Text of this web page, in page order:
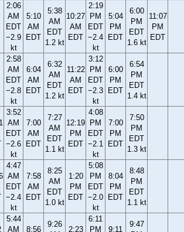
2:06
AM
EDT
−2.9
kt
5:10
AM
EDT
5:38
AM
EDT
1.2 kt
10:27
AM
EDT
2:19
PM
EDT
−2.4
kt
5:04
PM
EDT
6:00
PM
EDT
1.6 kt
11:07
PM
EDT
2:58
AM
EDT
−2.8
kt
6:04
AM
EDT
6:32
AM
EDT
1.2 kt
11:22
AM
EDT
3:12
PM
EDT
−2.3
kt
6:00
PM
EDT
6:54
PM
EDT
1.4 kt
3:52
AM
EDT
−2.6
kt
7:00
AM
EDT
7:27
AM
EDT
1.1 kt
12:19
PM
EDT
4:08
PM
EDT
−2.1
kt
7:00
PM
EDT
7:50
PM
EDT
1.3 kt
4:47
AM
EDT
−2.4
kt
7:58
AM
EDT
8:25
AM
EDT
1.0 kt
1:20
PM
EDT
5:08
PM
EDT
−2.0
kt
8:04
PM
EDT
8:48
PM
EDT
1.1 kt
5:44
AM
8:56
9:26
2:23
6:11
PM
9:11
9:47